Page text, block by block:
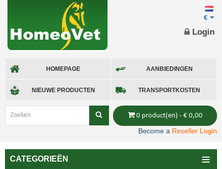
HOMEPAGE AANBIEDINGEN
NIEUWE PRODUCTEN TRANSPORTKOSTEN
€
0 product(en) - € 0,00
Login
Become a Reseller Login
CATEGORIEËN